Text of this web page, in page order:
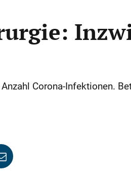
Corona-Infektionen.